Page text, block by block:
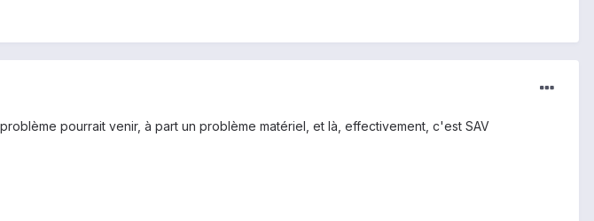
pourrait venir, à part un problème matériel, et là, effectivement, c'est SAV